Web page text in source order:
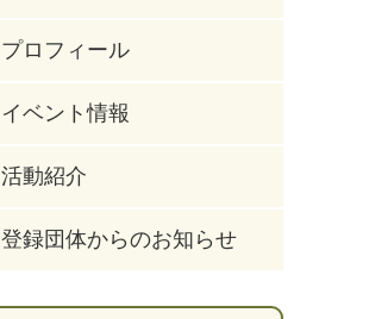
プロフィール
イベント情報
活動紹介
登録団体からのお知らせ